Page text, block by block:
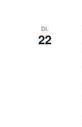
DI.
22